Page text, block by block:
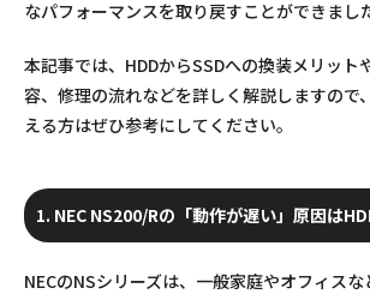
なパフォーマンスを取り戻すことができまし
本記事では、HDDからSSDへの換装メリット
容、修理の流れなどを詳しく解説しますので
える方はぜひ参考にしてください。
1. NEC NS200/Rの「動作が遅い」原因は
NECのNSシリーズは、一般家庭やオフィス